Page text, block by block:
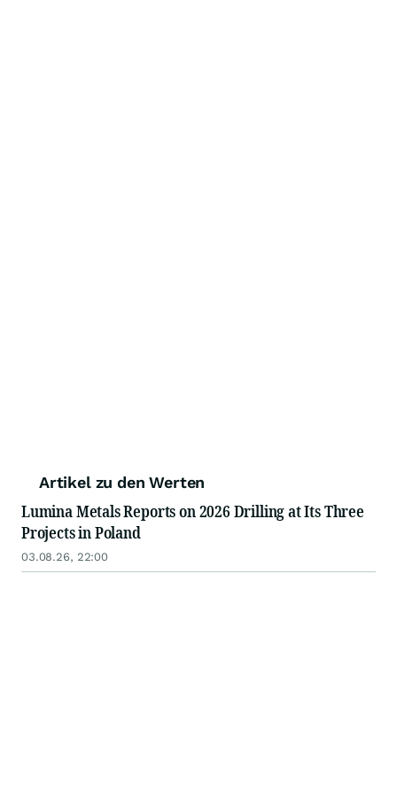
Artikel zu den Werten
Lumina Metals Reports on 2026 Drilling at Its Three
Projects in Poland
03.08.26, 22:00